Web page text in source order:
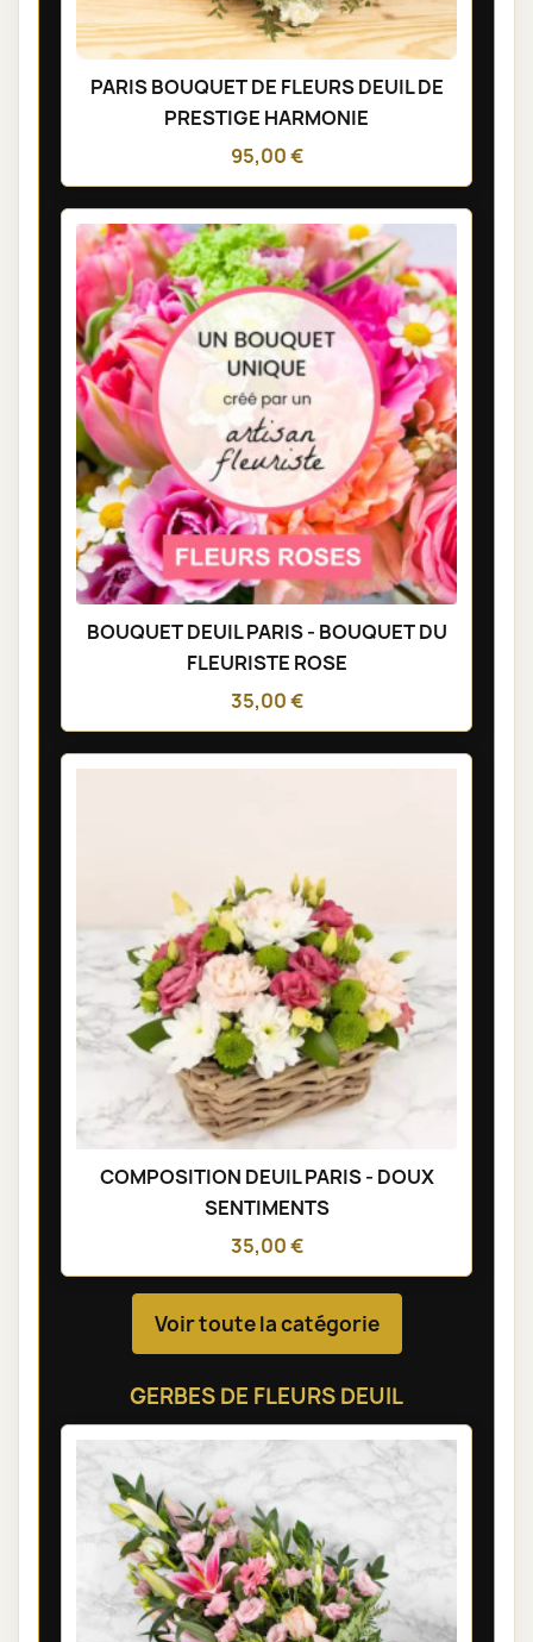
PARIS BOUQUET DE FLEURS DEUIL DE
PRESTIGE HARMONIE
95,00 €
BOUQUET DEUIL PARIS - BOUQUET DU
FLEURISTE ROSE
35,00 €
COMPOSITION DEUIL PARIS - DOUX
SENTIMENTS
35,00 €
Voir toute la catégorie
GERBES DE FLEURS DEUIL